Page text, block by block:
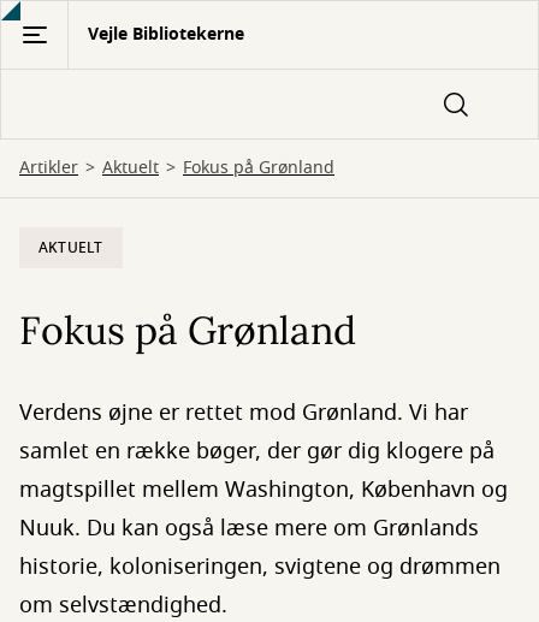
Gå
hovedindhold
Vejle Bibliotekerne
Artikler Aktuelt Fokus på Grønland
AKTUELT
Fokus på Grønland
Verdens øjne er rettet mod Grønland. Vi har
samlet en række bøger, der gør dig klogere på
magtspillet mellem Washington, København og
Nuuk. Du kan også læse mere om Grønlands
historie, koloniseringen, svigtene og drømmen
om selvstændighed.